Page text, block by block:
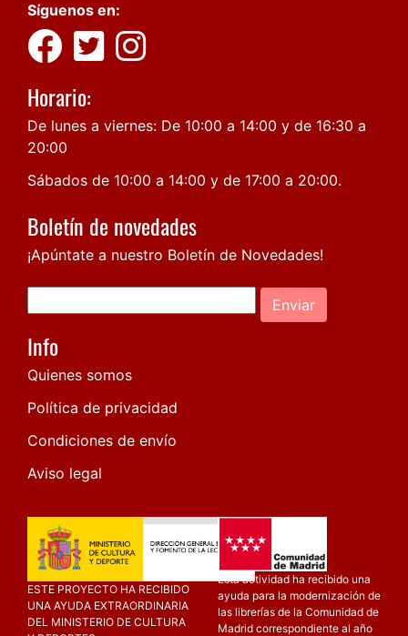
Síguenos en:
Horario:
De lunes a viernes: De 10:00 a 14:00 y de 16:30 a
20:00
Sábados de 10:00 a 14:00 y de 17:00 a 20:00.
Boletín de novedades
¡Apúntate a nuestro Boletín de Novedades!
Enviar
Info
Quienes somos
Política de privacidad
Condiciones de envío
Aviso legal
ESTE PROYECTO HA RECIBIDO
UNA AYUDA EXTRAORDINARIA
DEL MINISTERIO DE CULTURA
Esta actividad ha recibido una
ayuda para la modernización de
las librerías de la Comunidad de
Madrid correspondiente al año